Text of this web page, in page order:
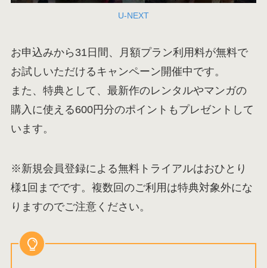
U-NEXT
お申込みから31日間、月額プラン利用料が無料で
お試しいただけるキャンペーン開催中です。
また、特典として、最新作のレンタルやマンガの
購入に使える600円分のポイントもプレゼントして
います。
※新規会員登録による無料トライアルはおひとり
様1回までです。複数回のご利用は特典対象外にな
りますのでご注意ください。